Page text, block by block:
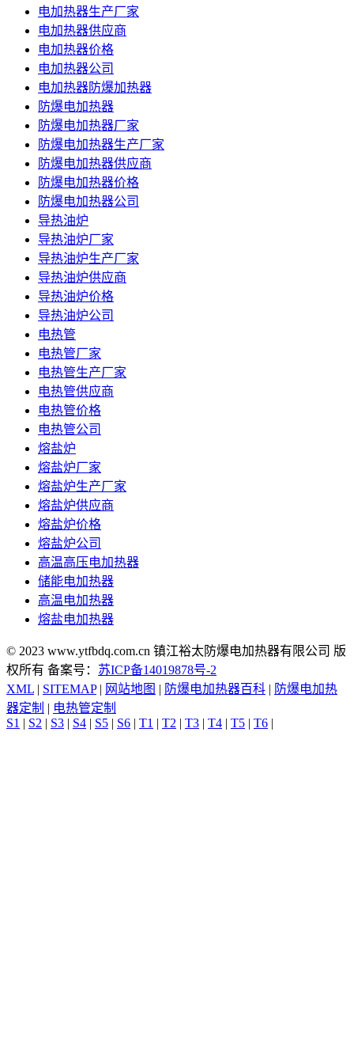
电加热器生产厂家
电加热器供应商
电加热器价格
电加热器公司
电加热器防爆加热器
防爆电加热器
防爆电加热器厂家
防爆电加热器生产厂家
防爆电加热器供应商
防爆电加热器价格
防爆电加热器公司
导热油炉
导热油炉厂家
导热油炉生产厂家
导热油炉供应商
导热油炉价格
导热油炉公司
电热管
电热管厂家
电热管生产厂家
电热管供应商
电热管价格
电热管公司
熔盐炉
熔盐炉厂家
熔盐炉生产厂家
熔盐炉供应商
熔盐炉价格
熔盐炉公司
高温高压电加热器
储能电加热器
高温电加热器
熔盐电加热器
© 2023 www.ytfbdq.com.cn 镇江裕太防爆电加热器有限公司 版
权所有 备案号： 苏ICP备14019878号-2
XML | SITEMAP| 网站地图 | 防爆电加热器百科 | 防爆电加热
器定制 | 电热管定制
S1 | S2 | S3 | S4 | S5 | S6 | T1 | T2 | T3 | T4 | T5 | T6 |